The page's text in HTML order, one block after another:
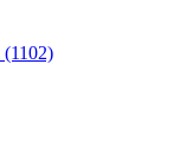
(1102)